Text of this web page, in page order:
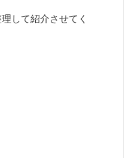
して紹介させてく